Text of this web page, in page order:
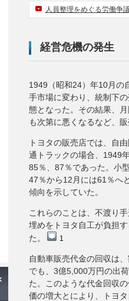
人員整理をめぐる労働争
経営危機の発生
1949（昭和24）年10月の
手市場に変わり、統制下
態となった。その結果、
も次第に悪くなるなど、
トヨタの販売店では、自
通トラックの場合、1949
85％、87％であった。小
47％から12月には61％へ
傾向を示していた。
これらのことは、不渡り
埋めをトヨタ自工が負担
た。
1
自動車販売代金の回収は
でも、3億5,000万円の出
た。このような代金回収
価の増大とにより、トヨ